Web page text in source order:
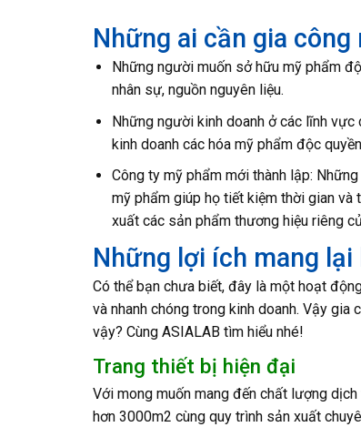
Những ai cần gia công
Những người muốn sở hữu mỹ phẩm
nhân sự, nguồn nguyên liệu.
Những người kinh doanh ở các lĩnh
kinh doanh các hóa mỹ phẩm độc quyền
Công ty mỹ phẩm mới thành lập:
mỹ phẩm giúp họ tiết kiệm thời gian
xuất các sản phẩm thương hiệu riêng
Những lợi ích mang
Có thể bạn chưa biết, đây là một hoạt
và nhanh chóng trong kinh doanh. Vậy
vậy? Cùng ASIALAB tìm hiểu nhé!
Trang thiết bị hiện đại
Với mong muốn mang đến chất lượng
hơn 3000m2 cùng quy trình sản xuất